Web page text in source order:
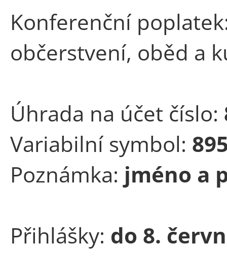
Konferenční
občerstvení, oběd a
Úhrada na účet číslo:
Variabilní symbol:
Poznámka: jméno a
Přihlášky: do 8.